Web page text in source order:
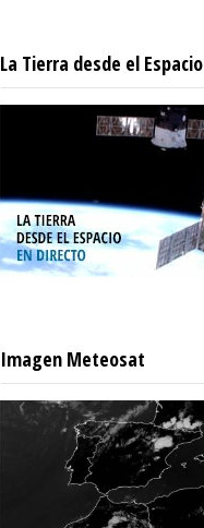
La Tierra desde el Espacio
Imagen Meteosat